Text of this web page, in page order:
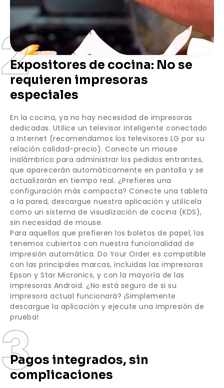
2
Expositores de cocina: No se
requieren impresoras
especiales
En la cocina, ya no hay necesidad de impresoras
dedicadas. Utilice un televisor inteligente conectado
a Internet (recomendamos los televisores LG por su
relación calidad-precio). Conecte un mouse
inalámbrico para administrar los pedidos entrantes,
que aparecerán automáticamente en pantalla y se
actualizarán en tiempo real. ¿Prefieres una
configuración más compacta? Conecte una tableta
a la pared, descargue nuestra aplicación y utilícela
como un sistema de visualización de cocina (KDS),
sin necesidad de mouse.
Para aquellos que prefieren los boletos de papel, los
tenemos cubiertos con nuestra funcionalidad de
impresión automática. Do Your Order es compatible
con las principales marcas, incluidas las impresoras
Epson y Star Micronics, y con la mayoría de las
impresoras Android. ¿No está seguro de si su
impresora actual funcionará? ¡Simplemente
descargue la aplicación y ejecute una impresión de
prueba!
3
Pagos integrados, sin
complicaciones